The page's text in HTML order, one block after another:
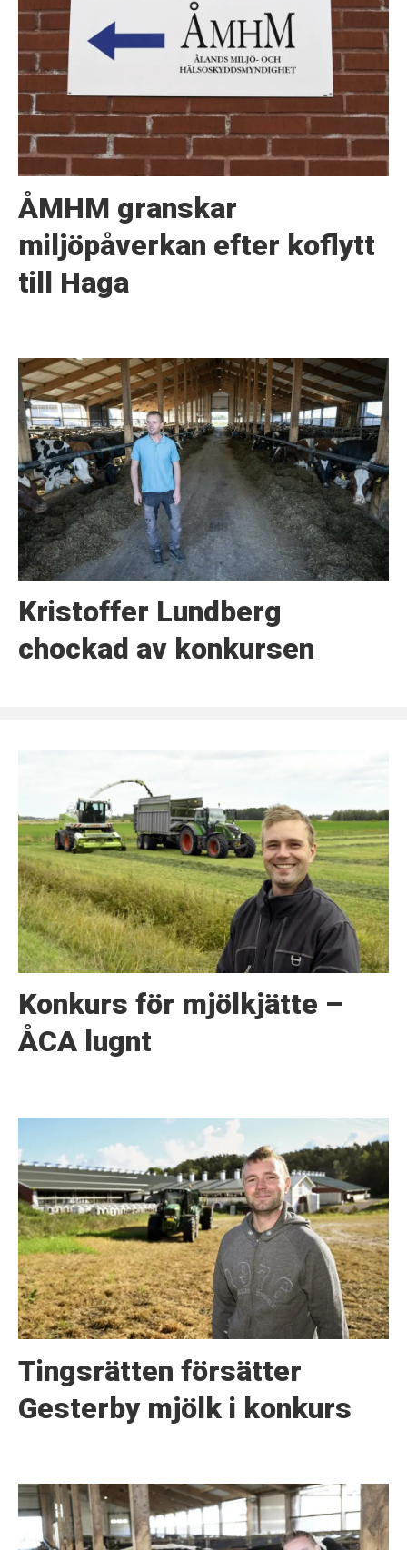
ÅMHM granskar
miljöpåverkan efter koflytt
till Haga
Kristoffer Lundberg
chockad av konkursen
Konkurs för mjölkjätte –
ÅCA lugnt
Tingsrätten försätter
Gesterby mjölk i konkurs